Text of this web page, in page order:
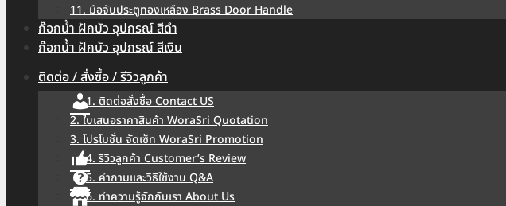
11. มือจับประตูทองเหลือง Brass Door Handle
ก๊อกน้ำ ฝักบัว อุปกรณ์ สีดำ
ก๊อกน้ำ ฝักบัว อุปกรณ์ สีเงิน
ติดต่อ / สั่งซื้อ / รีวิวลูกค้า
1. ติดต่อสั่งซื้อ Contact US
2. ใบเสนอราคาสินค้า WoraSri Quotation
3. โปรโมชั่น จัดเซ็ท WoraSri Promotion
4. รีวิวลูกค้า Customer’s Review
5. คำถามและวิธีใช้งาน Q&A
6. ทำความรู้จักกับเรา About Us